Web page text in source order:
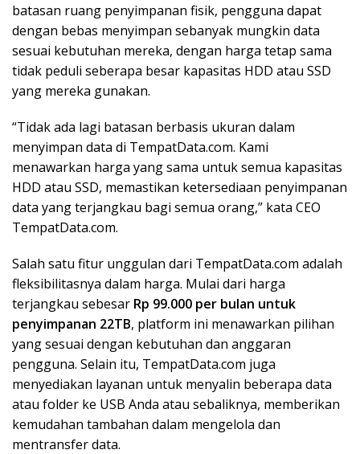
batasan ruang penyimpanan fisik, pengguna dapat
dengan bebas menyimpan sebanyak mungkin data
sesuai kebutuhan mereka, dengan harga tetap sama
tidak peduli seberapa besar kapasitas HDD atau SSD
yang mereka gunakan.
“Tidak ada lagi batasan berbasis ukuran dalam
menyimpan data di TempatData.com. Kami
menawarkan harga yang sama untuk semua kapasitas
HDD atau SSD, memastikan ketersediaan penyimpanan
data yang terjangkau bagi semua orang,” kata CEO
TempatData.com.
Salah satu fitur unggulan dari TempatData.com adalah
fleksibilitasnya dalam harga. Mulai dari harga
terjangkau sebesar Rp 99.000 per bulan untuk
penyimpanan 22TB, platform ini menawarkan pilihan
yang sesuai dengan kebutuhan dan anggaran
pengguna. Selain itu, TempatData.com juga
menyediakan layanan untuk menyalin beberapa data
atau folder ke USB Anda atau sebaliknya, memberikan
kemudahan tambahan dalam mengelola dan
mentransfer data.